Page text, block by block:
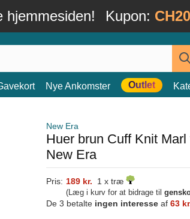
hjemmesiden! Kupon:
Nye Ankomster Outlet
New Era
Huer brun Cuff Knit
New Era
Pris: 189 kr. 1 x træ
(Læg i kurv for at bidrage til
De 3 betalte ingen interesse af 63